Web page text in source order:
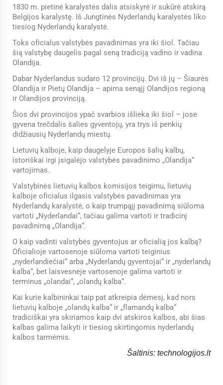
1830 m. pietinė karalystės dalis atsiskyrė ir sukūrė atskirą
Belgijos karalystę. Iš Jungtinės Nyderlandų karalystės liko
tiesiog Nyderlandų karalystė.
Toks oficialus valstybės pavadinimas yra iki šiol. Tačiau
šią valstybę daugelis pagal seną tradiciją vadino ir vadina
Olandija.
Dabar Nyderlandus sudaro 12 provincijų. Dvi iš jų – Šiaurės
Olandija ir Pietų Olandija – apima senąjį Olandijos regioną
ir Olandijos provinciją.
Šios dvi provincijos ypač svarbios išlieka iki šiol – jose
gyvena trečdalis šalies gyventojų, yra trys iš penkių
didžiausių Nyderlandų miestų.
Lietuvių kalboje, kaip daugelyje Europos šalių kalbų,
istoriškai irgi įsigalėjo valstybės pavadinimo „Olandija“
vartojimas.
Valstybinės lietuvių kalbos komisijos teigimu, lietuvių
kalboje oficialus ilgasis valstybės pavadinimas yra
Nyderlandų karalystė, o kaip trumpąjį pavadinimą siūloma
vartoti „Nyderlandai“, tačiau galima vartoti ir tradicinį
pavadinimą „Olandija“.
O kaip vadinti valstybės gyventojus ar oficialią jos kalbą?
Oficialioje vartosenoje siūloma vartoti teiginius
„nyderlandiečiai“ arba „Nyderlandų gyventojai“ ir „nyderlandų
kalba“, bet laisvesnėje vartosenoje galima vartoti ir
terminus „olandai“, „olandų kalba“.
Kai kurie kalbininkai taip pat atkreipia dėmesį, kad nors
lietuvių kalboje „olandų kalba“ ir „flamandų kalba“
tradiciškai yra skiriamos kaip dvi atskiros kalbos, abi šias
kalbas galima laikyti ir tiesiog skirtingomis nyderlandų
kalbos tarmėmis.
Šaltinis: technologijos.lt